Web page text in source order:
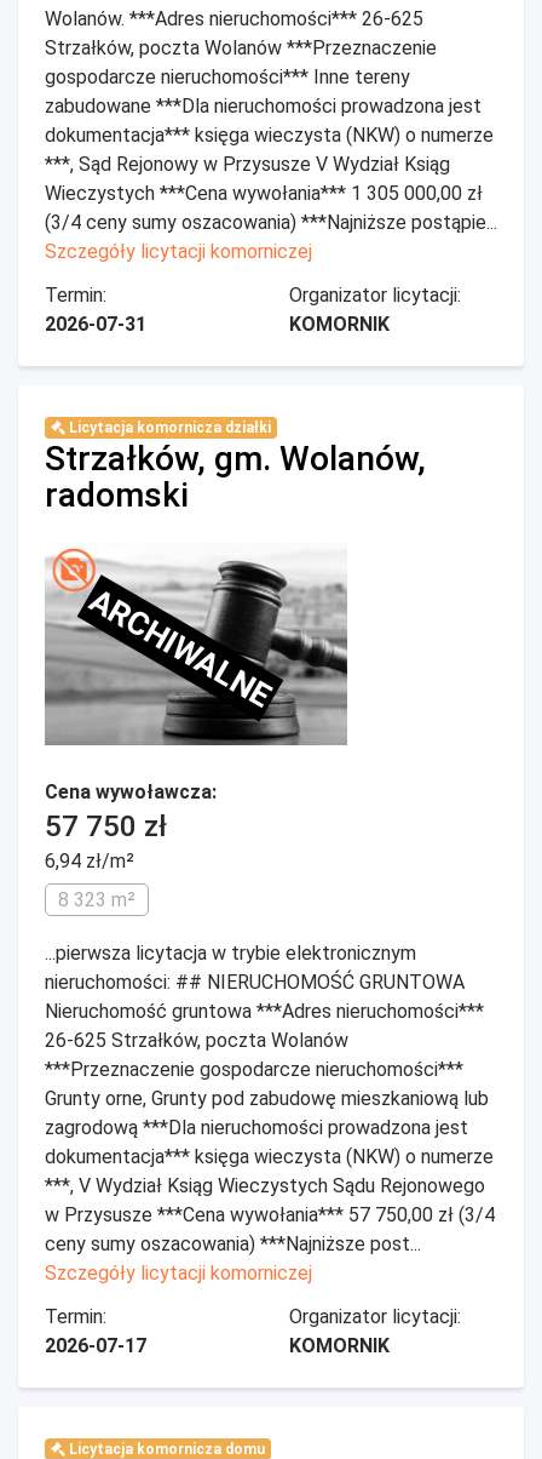
Wolanów. ***Adres nieruchomości*** 26-625
Strzałków, poczta Wolanów ***Przeznaczenie
gospodarcze nieruchomości*** Inne tereny
zabudowane ***Dla nieruchomości prowadzona jest
dokumentacja*** księga wieczysta (NKW) o numerze
***, Sąd Rejonowy w Przysusze V Wydział Ksiąg
Wieczystych ***Cena wywołania*** 1 305 000,00 zł
(3/4 ceny sumy oszacowania) ***Najniższe postąpie...
Szczegóły licytacji komorniczej
Termin:
2026-07-31
Organizator licytacji:
KOMORNIK
Licytacja komornicza działki
Strzałków, gm. Wolanów,
radomski
ARCHIWALNE
Cena wywoławcza:
57 750 zł
6,94 zł/m²
8 323 m²
...pierwsza licytacja w trybie elektronicznym
nieruchomości: ## NIERUCHOMOŚĆ GRUNTOWA
Nieruchomość gruntowa ***Adres nieruchomości***
26-625 Strzałków, poczta Wolanów
***Przeznaczenie gospodarcze nieruchomości***
Grunty orne, Grunty pod zabudowę mieszkaniową lub
zagrodową ***Dla nieruchomości prowadzona jest
dokumentacja*** księga wieczysta (NKW) o numerze
***, V Wydział Ksiąg Wieczystych Sądu Rejonowego
w Przysusze ***Cena wywołania*** 57 750,00 zł (3/4
ceny sumy oszacowania) ***Najniższe post...
Szczegóły licytacji komorniczej
Termin:
2026-07-17
Organizator licytacji:
KOMORNIK
Licytacja komornicza domu